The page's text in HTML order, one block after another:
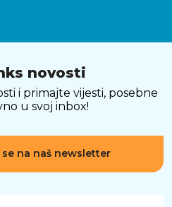
novosti
i primajte vijesti, posebne
u svoj inbox!
na naš newsletter